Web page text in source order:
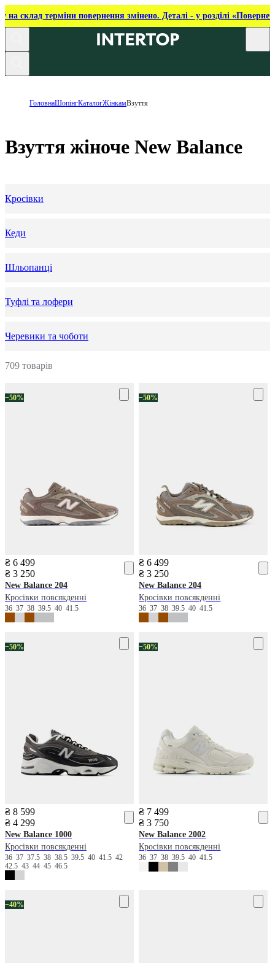
на склад терміни повернення змінено. Деталі - у розділі
ГоловнаШопінгКаталогЖінкамВзуття
Взуття жіноче New Balance
Кросівки
Кеди
Шльопанці
Туфлі та лофери
Черевики та чоботи
709 товарів
−50%
₴ 6 499
₴ 3 250
New Balance 204
Кросівки повсякденні
36 37 38 39.5 40 41.5
−50%
₴ 6 499
₴ 3 250
New Balance 204
Кросівки повсякденні
36373839.54041.5
−50%
₴ 8 599
₴ 4 299
New Balance 1000
Кросівки повсякденні
36 37 37.5 38 38.5 39.5 40 41.5 42
42.5 43 44 45 46.5
−50%
₴ 7 499
₴ 3 750
New Balance 2002
Кросівки повсякденні
36373839.54041.5
−40%